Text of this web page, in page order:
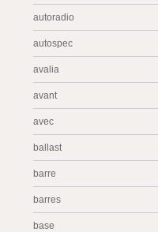
autoradio
autospec
avalia
avant
avec
ballast
barre
barres
base